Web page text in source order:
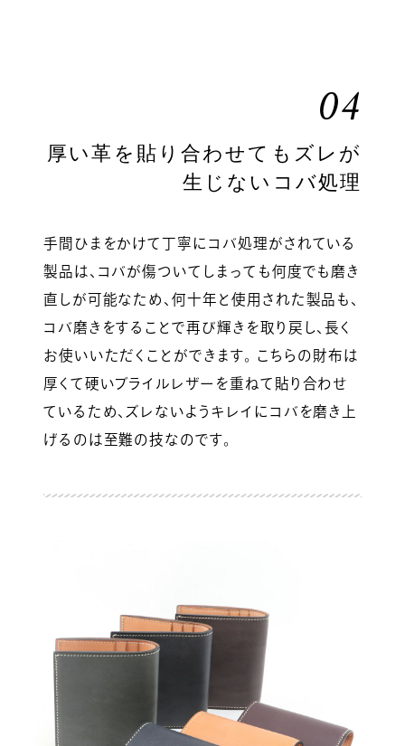
04
厚い革を貼り合わせてもズレが
生じないコバ処理
手間ひまをかけて丁寧にコバ処理がされている
製品は、コバが傷ついてしまっても何度でも磨き
直しが可能なため、何十年と使用された製品も、
コバ磨きをすることで再び輝きを取り戻し、長く
お使いいただくことができます。 こちらの財布は
厚くて硬いブライルレザーを重ねて貼り合わせ
ているため、ズレないようキレイにコバを磨き上
げるのは至難の技なのです。